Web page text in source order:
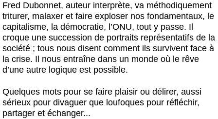
Fred Dubonnet, auteur interprète, va méthodiquement
triturer, malaxer et faire exploser nos fondamentaux, le
capitalisme, la démocratie, l’ONU, tout y passe. Il
croque une succession de portraits représentatifs de la
société ; tous nous disent comment ils survivent face à
la crise. Il nous entraîne dans un monde où le rêve
d’une autre logique est possible.
Quelques mots pour se faire plaisir ou délirer, aussi
sérieux pour divaguer que loufoques pour réfléchir,
partager et échanger...